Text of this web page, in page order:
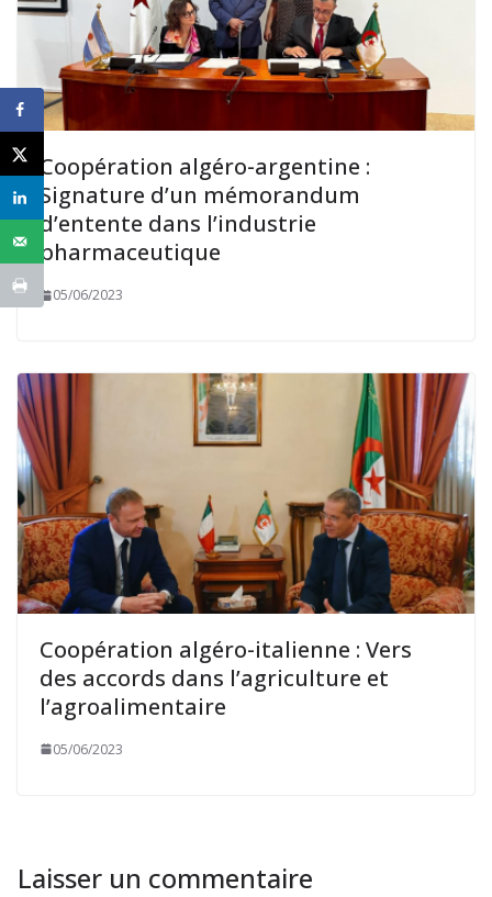
Coopération algéro-argentine :
Signature d’un mémorandum
d’entente dans l’industrie
pharmaceutique
05/06/2023
Coopération algéro-italienne : Vers
des accords dans l’agriculture et
l’agroalimentaire
05/06/2023
Laisser un commentaire